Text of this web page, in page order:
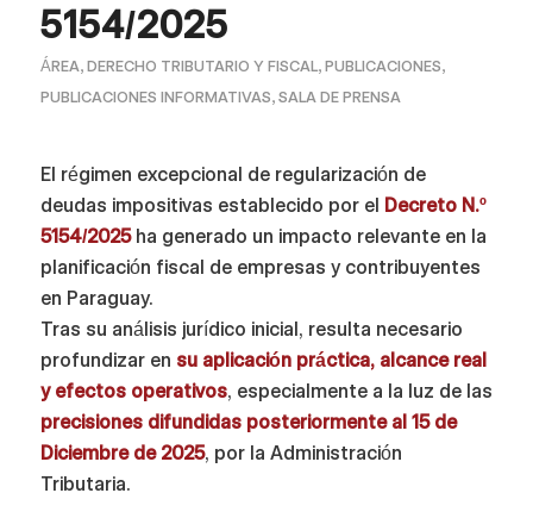
5154/2025
ÁREA, DERECHO TRIBUTARIO Y FISCAL, PUBLICACIONES,
PUBLICACIONES INFORMATIVAS, SALA DE PRENSA
El régimen excepcional de regularización de
deudas impositivas establecido por el Decreto N.º
5154/2025ha generado un impacto relevante en la
planificación fiscal de empresas y contribuyentes
en Paraguay.
Tras su análisis jurídico inicial, resulta necesario
profundizar en su aplicación práctica, alcance real
y efectos operativos, especialmente a la luz de las
precisiones difundidas posteriormente al 15 de
Diciembre de 2025, por la Administración
Tributaria.